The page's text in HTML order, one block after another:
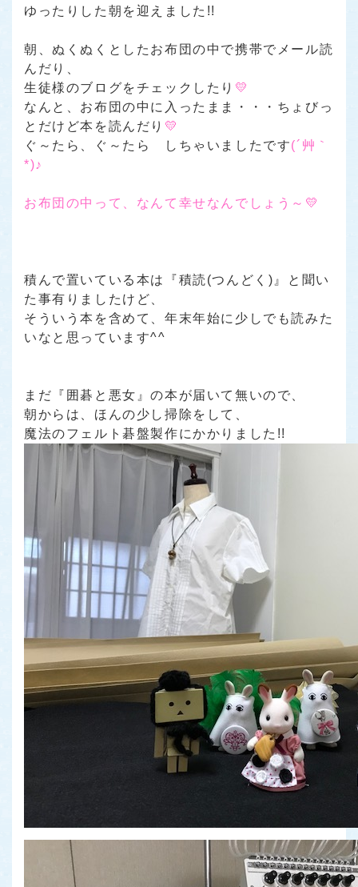
ゆったりした朝を迎えました!!
朝、ぬくぬくとしたお布団の中で携帯でメール読
んだり、
生徒様のブログをチェックしたり 💛
なんと、お布団の中に入ったまま・・・ちょびっ
とだけど本を読んだり 💛
ぐ～たら、ぐ～たら しちゃいましたです(´艸｀
*)♪
お布団の中って、なんて幸せなんでしょう～💛
積んで置いている本は 『積読(つんどく)』
と聞い
た事有りましたけど、
そういう本を含めて、年末年始に少しでも読みた
いなと思っています^^
まだ 『囲碁と悪女』の本が届いて無いので、
朝からは、ほんの少し掃除をして、
魔法のフェルト碁盤製作にかかりました!!